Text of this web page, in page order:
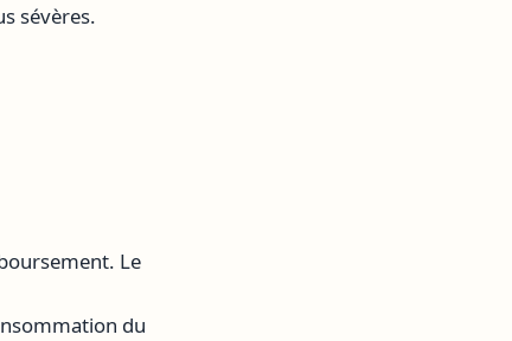
sévères.
Le
du